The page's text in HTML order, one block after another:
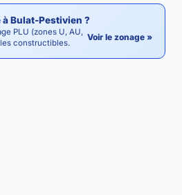
Bulat-Pestivien ?
PLU (zones U, AU,
constructibles.
Voir le zonage »